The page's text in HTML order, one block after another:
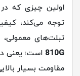
توجه می‌کند،
تبلت‌های
810G است؛ یعنی
مقاومت بسیار